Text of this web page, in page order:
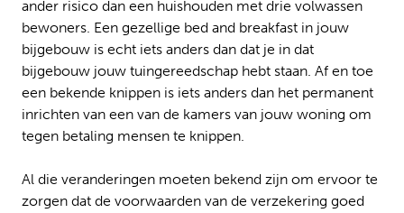
ander risico dan een huishouden met drie volwassen
bewoners. Een gezellige bed and breakfast in jouw
bijgebouw is echt iets anders dan dat je in dat
bijgebouw jouw tuingereedschap hebt staan. Af en toe
een bekende knippen is iets anders dan het permanent
inrichten van een van de kamers van jouw woning om
tegen betaling mensen te knippen.
Al die veranderingen moeten bekend zijn om ervoor te
zorgen dat de voorwaarden van de verzekering goed